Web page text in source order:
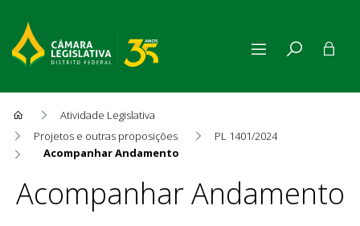
Atividade Legislativa
Projetos e outras proposições
PL 1401/2024
Acompanhar Andamento
Acompanhar Andamento
Acompanhar Andamento